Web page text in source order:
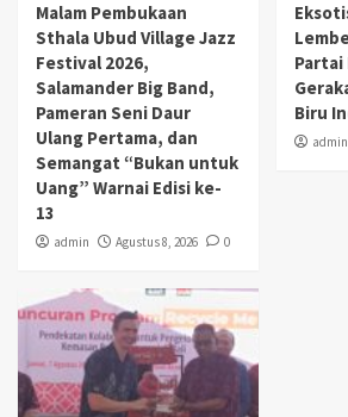
Malam Pembukaan
Sthala Ubud Village Jazz
Festival 2026,
Salamander Big Band,
Pameran Seni Daur
Ulang Pertama, dan
Semangat “Bukan untuk
Uang” Warnai Edisi ke-
13
admin Agustus 8, 2026 0
Partai
Biru
admin